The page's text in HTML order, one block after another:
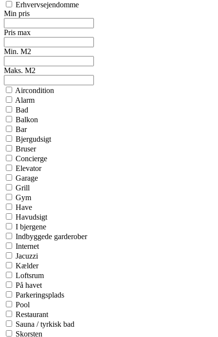
Erhvervsejendomme
Min pris
Pris max
Min. M2
Maks. M2
Aircondition
Alarm
Bad
Balkon
Bar
Bjergudsigt
Bruser
Concierge
Elevator
Garage
Grill
Gym
Have
Havudsigt
I bjergene
Indbyggede garderober
Internet
Jacuzzi
Kælder
Loftsrum
På havet
Parkeringsplads
Pool
Restaurant
Sauna / tyrkisk bad
Skorsten